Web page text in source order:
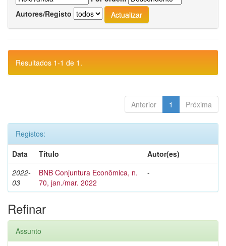
Autores/Registo
Resultados 1-1 de 1.
Anterior 1 Próxima
Registos:
Data
Título
Autor(es)
2022-
03
BNB Conjuntura Econômica, n.
70, jan./mar. 2022
-
Refinar
Assunto